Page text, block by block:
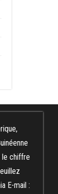
le chiffre
E-mail :